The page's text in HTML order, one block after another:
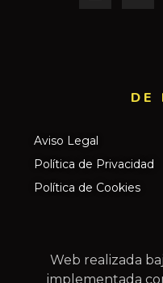
DE
Aviso Legal
Política de Privacidad
Política de Cookies
Web realizada
implementada